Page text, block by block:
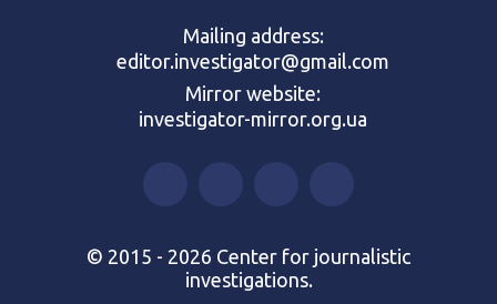
Mailing address:
editor.investigator@gmail.com
Mirror website:
investigator-mirror.org.ua
© 2015 - 2026 Center for journalistic
investigations.